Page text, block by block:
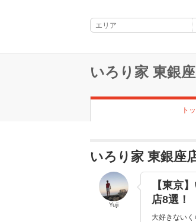
いろり家 東銀
ト
いろり家 東銀座
Yuji
【東京
店8選！
大好きない